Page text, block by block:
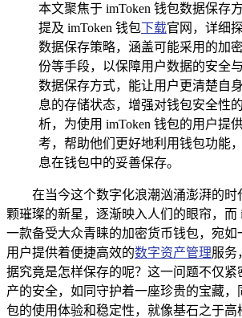
本文聚焦于 imToken 钱包数据保存
提及 imToken 钱包下载官网，详细
数据保存策略，涵盖可能采用的加
份等手段，以保障用户数据的安全
数据保存方式，能让用户更清楚自
息的存储状态，增强对钱包安全性
析，为使用 imToken 钱包的用户提
考，帮助他们更好地利用钱包功能
息在钱包中的妥善保存。
在当今这个数字化浪潮汹涌澎湃的时
颗璀璨的新星，逐渐映入人们的眼帘，而
一款备受大众青睐的加密货币钱包，宛如
用户提供着便捷高效的数字资产管理服务
据究竟是怎样保存的呢？这一问题不仅紧
产的安全，如同守护着一座珍贵的宝藏，
包的使用体验和稳定性，就像基石之于高